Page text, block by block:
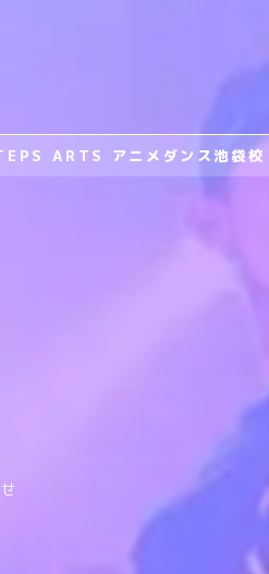
ARTS アニメダンス池袋校